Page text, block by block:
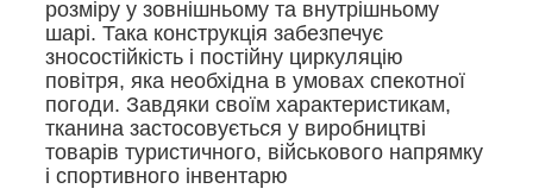
розміру у зовнішньому та внутрішньому
шарі. Така конструкція забезпечує
зносостійкість і постійну циркуляцію
повітря, яка необхідна в умовах спекотної
погоди. Завдяки своїм характеристикам,
тканина застосовується у виробництві
товарів туристичного, військового напрямку
і спортивного інвентарю